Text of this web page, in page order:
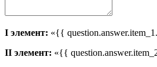
I элемент: «{{
II элемент: «{{